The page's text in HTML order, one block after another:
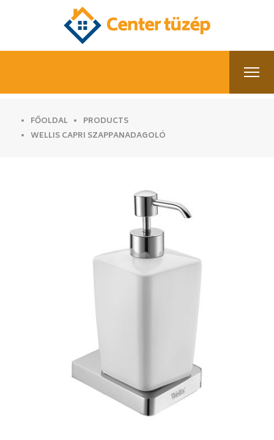
FŐOLDAL
PRODUCTS
WELLIS CAPRI SZAPPANADAGOLÓ